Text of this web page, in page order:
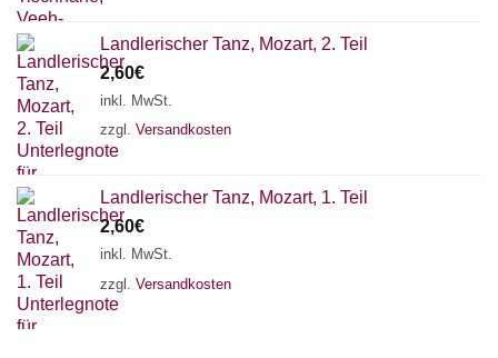
Landlerischer Tanz, Mozart, 2. Teil
2,60€
inkl. MwSt.
zzgl. Versandkosten
Landlerischer Tanz, Mozart, 1. Teil
2,60€
inkl. MwSt.
zzgl. Versandkosten
18 SAITEN
AKKORDZITHER